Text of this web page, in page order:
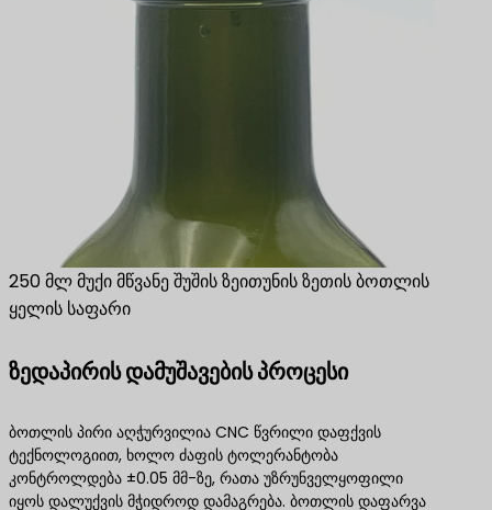
250 მლ მუქი მწვანე შუშის ზეითუნის ზეთის ბოთლის
ყელის საფარი
ზედაპირის დამუშავების პროცესი
ბოთლის პირი აღჭურვილია CNC წვრილი დაფქვის
ტექნოლოგიით, ხოლო ძაფის ტოლერანტობა
კონტროლდება ±0.05 მმ-ზე, რათა უზრუნველყოფილი
იყოს დალუქვის მჭიდროდ დამაგრება. ბოთლის დაფარვა